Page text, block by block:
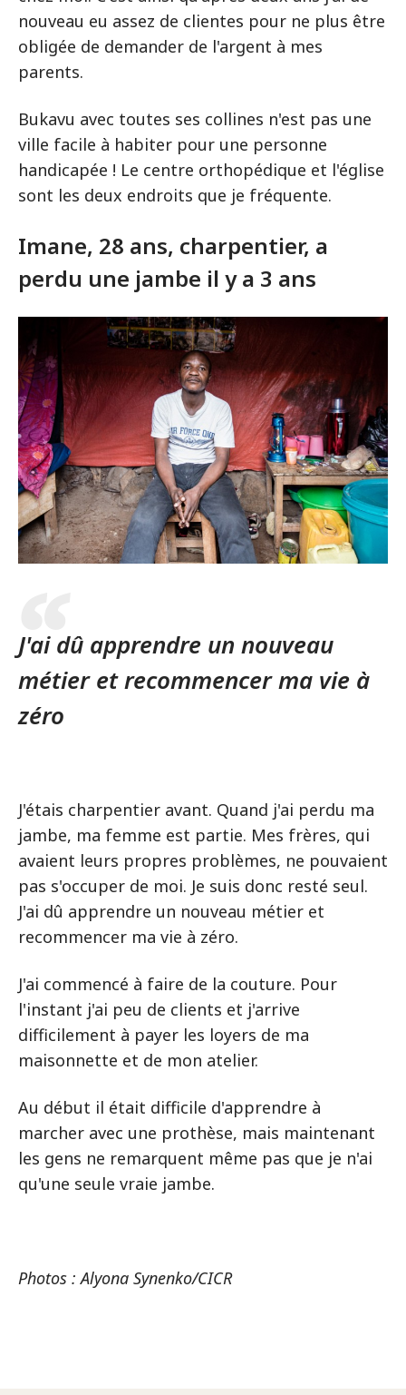
nouveau eu assez de clientes pour ne plus être
obligée de demander de l'argent à mes
parents.
Bukavu avec toutes ses collines n'est pas une
ville facile à habiter pour une personne
handicapée ! Le centre orthopédique et l'église
sont les deux endroits que je fréquente.
Imane, 28 ans, charpentier, a
perdu une jambe il y a 3 ans
J'ai dû apprendre un nouveau
métier et recommencer ma vie à
zéro
J'étais charpentier avant. Quand j'ai perdu ma
jambe, ma femme est partie. Mes frères, qui
avaient leurs propres problèmes, ne pouvaient
pas s'occuper de moi. Je suis donc resté seul.
J'ai dû apprendre un nouveau métier et
recommencer ma vie à zéro.
J'ai commencé à faire de la couture. Pour
l'instant j'ai peu de clients et j'arrive
difficilement à payer les loyers de ma
maisonnette et de mon atelier.
Au début il était difficile d'apprendre à
marcher avec une prothèse, mais maintenant
les gens ne remarquent même pas que je n'ai
qu'une seule vraie jambe.
Photos : Alyona Synenko/CICR